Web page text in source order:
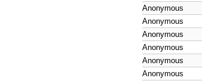
Anonymous
Anonymous
Anonymous
Anonymous
Anonymous
Anonymous